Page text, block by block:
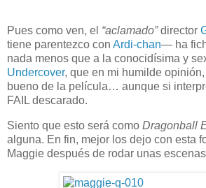
Pues como ven, el “aclamado”director
tiene parentezco con Ardi-chan— ha
nada menos que a la conocidísima y
Undercover, que en mi humilde
bueno de la película… aunque si
FAIL descarado.
Siento que esto será como Dragonball
alguna. En fin, mejor los dejo con esta
Maggie después de rodar unas